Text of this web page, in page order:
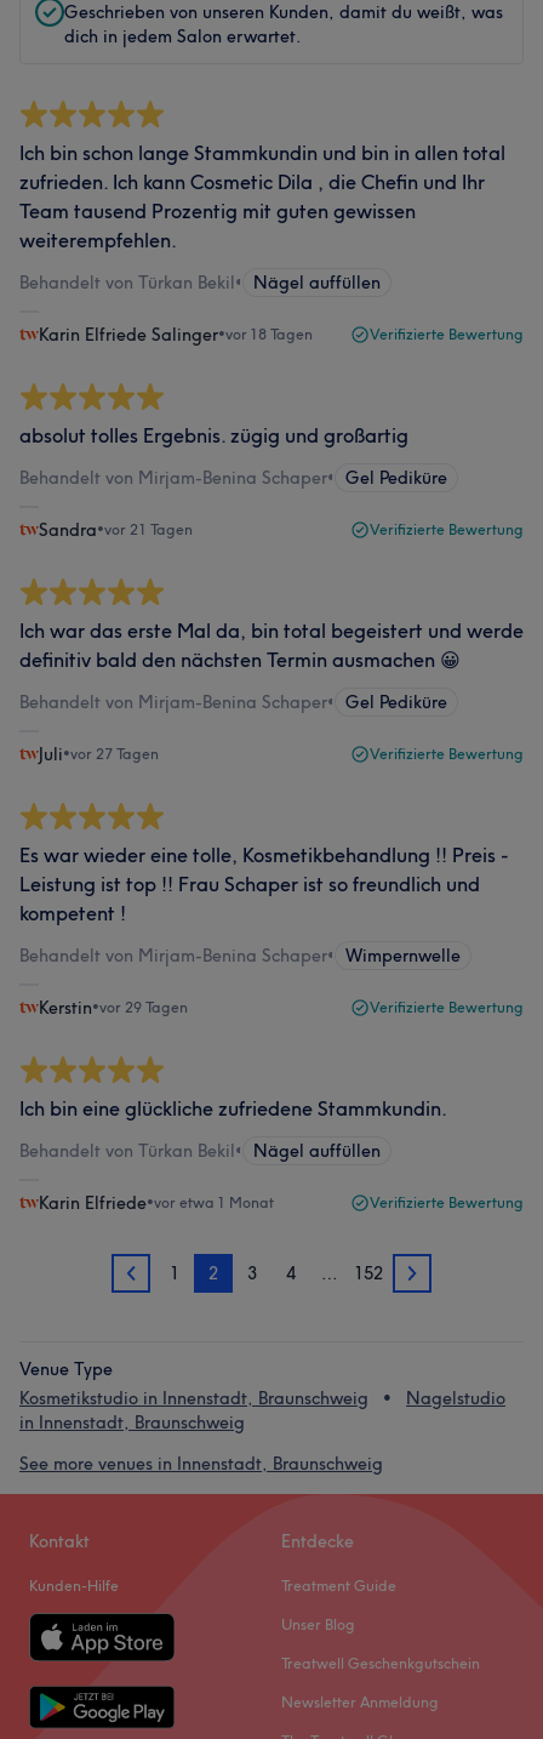
Geschrieben von unseren Kunden, damit du weißt, was
dich in jedem Salon erwartet.
Ich bin schon lange Stammkundin und bin in allen total
zufrieden. Ich kann Cosmetic Dila , die Chefin und Ihr
Team tausend Prozentig mit guten gewissen
weiterempfehlen.
Behandelt von Türkan Bekil• Nägel auffüllen
Karin Elfriede Salinger•vor 18 Tagen Verifizierte Bewertung
absolut tolles Ergebnis. zügig und großartig
Behandelt von Mirjam-Benina Schaper• Gel Pediküre
Sandra•vor 21 Tagen Verifizierte Bewertung
Ich war das erste Mal da, bin total begeistert und werde
definitiv bald den nächsten Termin ausmachen 😀
Behandelt von Mirjam-Benina Schaper• Gel Pediküre
Juli•vor 27 Tagen Verifizierte Bewertung
Es war wieder eine tolle, Kosmetikbehandlung !! Preis -
Leistung ist top !! Frau Schaper ist so freundlich und
kompetent !
Behandelt von Mirjam-Benina Schaper• Wimpernwelle
Kerstin•vor 29 Tagen Verifizierte Bewertung
Ich bin eine glückliche zufriedene Stammkundin.
Behandelt von Türkan Bekil• Nägel auffüllen
Karin Elfriede•vor etwa 1 Monat Verifizierte Bewertung
1 1 2 3 4 … 152 3
Venue Type
Kosmetikstudio in Innenstadt, Braunschweig
Nagelstudio
in Innenstadt, Braunschweig
See more venues in Innenstadt, Braunschweig
Kontakt
Kunden-Hilfe
Entdecke
Treatment Guide
Unser Blog
Treatwell Geschenkgutschein
Newsletter Anmeldung